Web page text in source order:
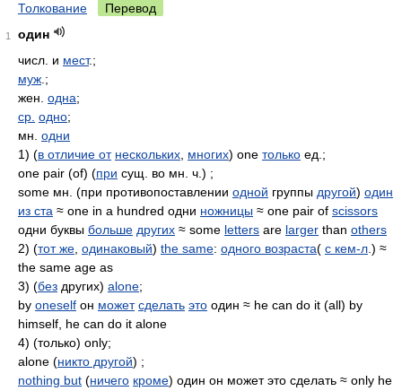
Толкование Перевод
1
один
числ. и мест.;
муж .;
жен. одна;
ср. одно;
мн. одни
1) (в отличие от нескольких многих) one только ед.;
one pair (of) (при сущ. во мн. ч.) ;
some мн. (при противопоставлении одной группы другой) один
из ста ≈ one in a hundred одни ножницы ≈ one pair of scissors
одни буквы больше других ≈ some letters are larger than others
2) (тот же одинаковый) the same: одного возраста( с кем-л .) ≈
the same age as
3) (без других) alone;
by oneself он может сделать это один ≈ he can do it (all) by
himself, he can do it alone
4) (только) only;
alone (никто другой) ;
nothing but (ничего кроме) один он может это сделать ≈ only he